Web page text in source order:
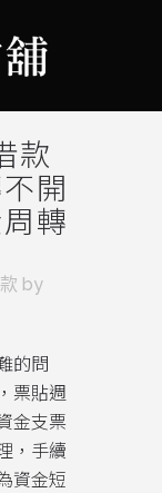
款
開
轉
by
的問
票貼週
金支票
，手續
資金短